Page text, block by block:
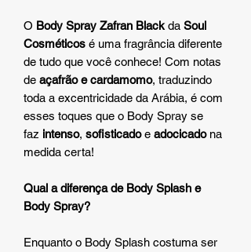
O Body Spray Zafran Black da Soul
Cosméticos é uma fragrância diferente
de tudo que você conhece! Com notas
de açafrão e cardamomo, traduzindo
toda a excentricidade da Arábia, é com
esses toques que o Body Spray se
faz intenso, sofisticadoe adocicado na
medida certa!
Qual a diferença de Body Splash e
Body Spray?
Enquanto o Body Splash costuma ser